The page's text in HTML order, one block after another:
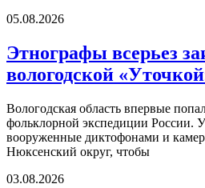
05.08.2026
Этнографы всерьез
вологодской
Вологодская область впервые
фольклорной экспедиции России.
вооруженные диктофонами и
Нюксенский округ, чтобы
03.08.2026